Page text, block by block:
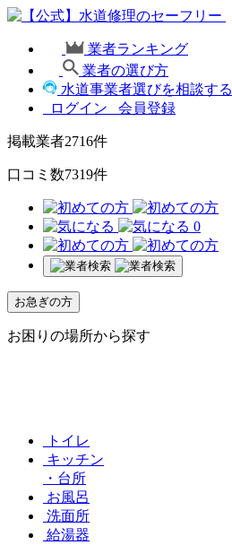
業者ランキング
業者の選び方
水道事業者選びを相談する
ログイン
会員登録
掲載業者2716件
口コミ数7319件
0
お急ぎの方
お困りの場所から探す
トイレ
キッチン
・台所
お風呂
洗面所
給湯器